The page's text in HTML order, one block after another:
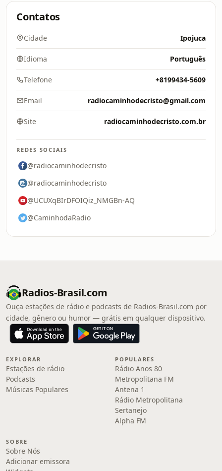
Contatos
Cidade Ipojuca
Idioma Português
Telefone +8199434-5609
Email radiocaminhodecristo@gmail.com
Site radiocaminhodecristo.com.br
REDES SOCIAIS
@radiocaminhodecristo
@radiocaminhodecristo
@UCUXqBIrDFOIQiz_NMGBn-AQ
@CaminhodaRadio
Radios-Brasil.com
Ouça estações de rádio e podcasts de Radios-Brasil.com por
cidade, gênero ou humor — grátis em qualquer dispositivo.
EXPLORAR
Estações de rádio
Podcasts
Músicas Populares
POPULARES
Rádio Anos 80
Metropolitana FM
Antena 1
Rádio Metropolitana
Sertanejo
Alpha FM
SOBRE
Sobre Nós
Adicionar emissora